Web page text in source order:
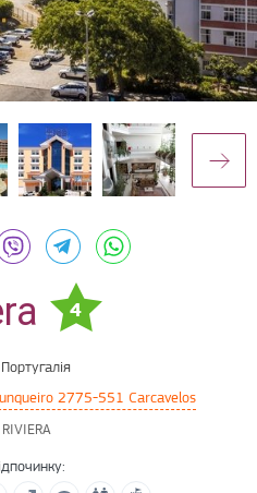
4
Португалія
2775-551 Carcavelos
RIVIERA